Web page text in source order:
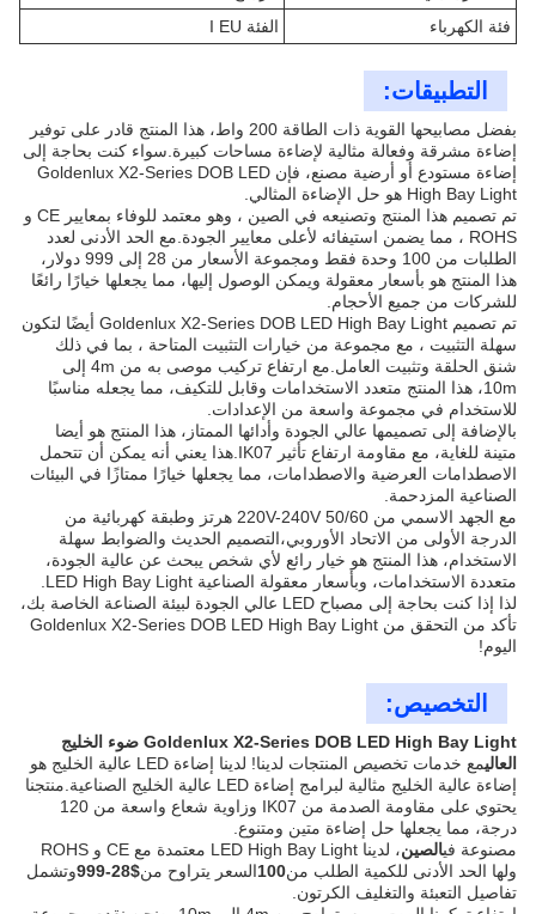
فئة الكهرباء
الفئة I EU
التطبيقات:
بفضل مصابيحها القوية ذات الطاقة 200 واط، هذا المنتج قادر على توفير
إضاءة مشرقة وفعالة مثالية لإضاءة مساحات كبيرة.سواء كنت بحاجة إلى
إضاءة مستودع أو أرضية مصنع، فإن Goldenlux X2-Series DOB LED
High Bay Light هو حل الإضاءة المثالي.
تم تصميم هذا المنتج وتصنيعه في الصين ، وهو معتمد للوفاء بمعايير CE و
ROHS ، مما يضمن استيفائه لأعلى معايير الجودة.مع الحد الأدنى لعدد
الطلبات من 100 وحدة فقط ومجموعة الأسعار من 28 إلى 999 دولار،
هذا المنتج هو بأسعار معقولة ويمكن الوصول إليها، مما يجعلها خيارًا رائعًا
للشركات من جميع الأحجام.
تم تصميم Goldenlux X2-Series DOB LED High Bay Light أيضًا لتكون
سهلة التثبيت ، مع مجموعة من خيارات التثبيت المتاحة ، بما في ذلك
شنق الحلقة وتثبيت العامل.مع ارتفاع تركيب موصى به من 4m إلى
10m، هذا المنتج متعدد الاستخدامات وقابل للتكيف، مما يجعله مناسبًا
للاستخدام في مجموعة واسعة من الإعدادات.
بالإضافة إلى تصميمها عالي الجودة وأدائها الممتاز، هذا المنتج هو أيضا
متينة للغاية، مع مقاومة ارتفاع تأثير IK07.هذا يعني أنه يمكن أن تتحمل
الاصطدامات العرضية والاصطدامات، مما يجعلها خيارًا ممتازًا في البيئات
الصناعية المزدحمة.
مع الجهد الاسمي من 220V-240V 50/60 هرتز وطبقة كهربائية من
الدرجة الأولى من الاتحاد الأوروبي،التصميم الحديث والضوابط سهلة
الاستخدام، هذا المنتج هو خيار رائع لأي شخص يبحث عن عالية الجودة،
متعددة الاستخدامات، وبأسعار معقولة الصناعية LED High Bay Light.
لذا إذا كنت بحاجة إلى مصباح LED عالي الجودة لبيئة الصناعة الخاصة بك،
تأكد من التحقق من Goldenlux X2-Series DOB LED High Bay Light
اليوم!
التخصيص:
Goldenlux X2-Series DOB LED High Bay Light ضوء الخليج
العالي
مع خدمات تخصيص المنتجات لدينا! لدينا إضاءة LED عالية الخليج هو
إضاءة عالية الخليج مثالية لبرامج إضاءة LED عالية الخليج الصناعية.منتجنا
يحتوي على مقاومة الصدمة من IK07 وزاوية شعاع واسعة من 120
درجة، مما يجعلها حل إضاءة متين ومتنوع.
مصنوعة فيالصين
، لدينا LED High Bay Light معتمدة مع CE و ROHS
ولها الحد الأدنى للكمية الطلب من100السعر يتراوح من$28-999
وتشمل
تفاصيل التعبئة والتغليف الكرتون.